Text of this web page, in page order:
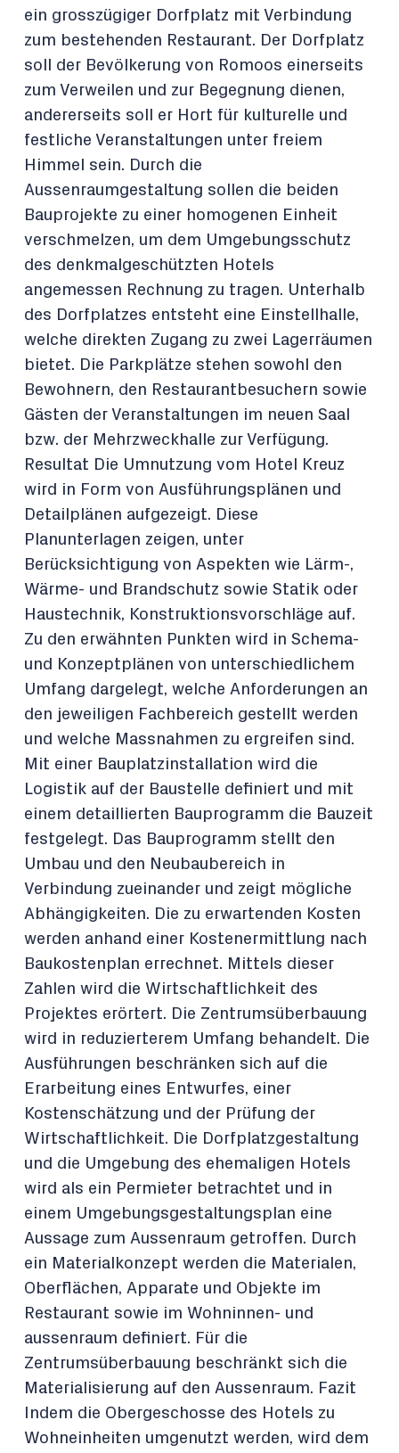
ein grosszügiger Dorfplatz mit Verbindung
zum bestehenden Restaurant. Der Dorfplatz
soll der Bevölkerung von Romoos einerseits
zum Verweilen und zur Begegnung dienen,
andererseits soll er Hort für kulturelle und
festliche Veranstaltungen unter freiem
Himmel sein. Durch die
Aussenraumgestaltung sollen die beiden
Bauprojekte zu einer homogenen Einheit
verschmelzen, um dem Umgebungsschutz
des denkmalgeschützten Hotels
angemessen Rechnung zu tragen. Unterhalb
des Dorfplatzes entsteht eine Einstellhalle,
welche direkten Zugang zu zwei Lagerräumen
bietet. Die Parkplätze stehen sowohl den
Bewohnern, den Restaurantbesuchern sowie
Gästen der Veranstaltungen im neuen Saal
bzw. der Mehrzweckhalle zur Verfügung.
Resultat Die Umnutzung vom Hotel Kreuz
wird in Form von Ausführungsplänen und
Detailplänen aufgezeigt. Diese
Planunterlagen zeigen, unter
Berücksichtigung von Aspekten wie Lärm-,
Wärme- und Brandschutz sowie Statik oder
Haustechnik, Konstruktionsvorschläge auf.
Zu den erwähnten Punkten wird in Schema-
und Konzeptplänen von unterschiedlichem
Umfang dargelegt, welche Anforderungen an
den jeweiligen Fachbereich gestellt werden
und welche Massnahmen zu ergreifen sind.
Mit einer Bauplatzinstallation wird die
Logistik auf der Baustelle definiert und mit
einem detaillierten Bauprogramm die Bauzeit
festgelegt. Das Bauprogramm stellt den
Umbau und den Neubaubereich in
Verbindung zueinander und zeigt mögliche
Abhängigkeiten. Die zu erwartenden Kosten
werden anhand einer Kostenermittlung nach
Baukostenplan errechnet. Mittels dieser
Zahlen wird die Wirtschaftlichkeit des
Projektes erörtert. Die Zentrumsüberbauung
wird in reduzierterem Umfang behandelt. Die
Ausführungen beschränken sich auf die
Erarbeitung eines Entwurfes, einer
Kostenschätzung und der Prüfung der
Wirtschaftlichkeit. Die Dorfplatzgestaltung
und die Umgebung des ehemaligen Hotels
wird als ein Permieter betrachtet und in
einem Umgebungsgestaltungsplan eine
Aussage zum Aussenraum getroffen. Durch
ein Materialkonzept werden die Materialen,
Oberflächen, Apparate und Objekte im
Restaurant sowie im Wohninnen- und
aussenraum definiert. Für die
Zentrumsüberbauung beschränkt sich die
Materialisierung auf den Aussenraum. Fazit
Indem die Obergeschosse des Hotels zu
Wohneinheiten umgenutzt werden, wird dem